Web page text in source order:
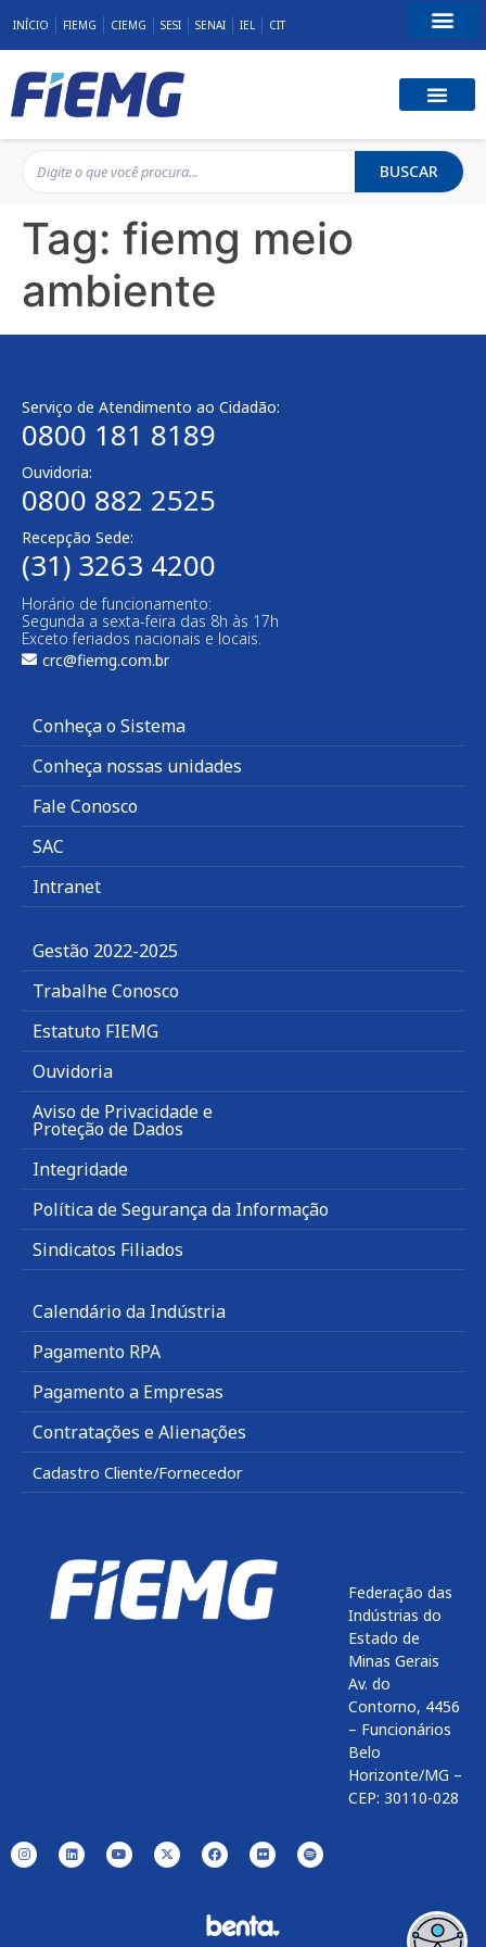
INÍCIO FIEMG CIEMG SESI SENAI IEL CIT
BUSCAR
Tag: fiemg meio
ambiente
Serviço de Atendimento ao Cidadão:
0800 181 8189
Ouvidoria:
0800 882 2525
Recepção Sede:
(31) 3263 4200
Horário de funcionamento:
Segunda a sexta-feira das 8h às 17h
Exceto feriados nacionais e locais.
crc@fiemg.com.br
Conheça o Sistema
Conheça nossas unidades
Fale Conosco
SAC
Intranet
Gestão 2022-2025
Trabalhe Conosco
Estatuto FIEMG
Ouvidoria
Aviso de Privacidade e
Proteção de Dados
Integridade
Política de Segurança da Informação
Sindicatos Filiados
Calendário da Indústria
Pagamento RPA
Pagamento a Empresas
Contratações e Alienações
Cadastro Cliente/Fornecedor
Federação das
Indústrias do
Estado de
Minas Gerais
Av. do
Contorno, 4456
– Funcionários
Belo
Horizonte/MG –
CEP: 30110-028